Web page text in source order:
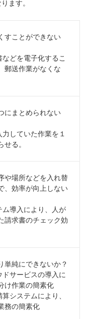
ます。
すことができない
どを電子化するこ
郵送作業がなくな
にまとめられない
していた作業を１
せる。
や場所などを入れ替
、効率が向上しない
ム導入により、人が
請求書のチェック効
単純にできないか？
ドサービスの導入に
け作業の簡素化
システムにより、
務の簡素化